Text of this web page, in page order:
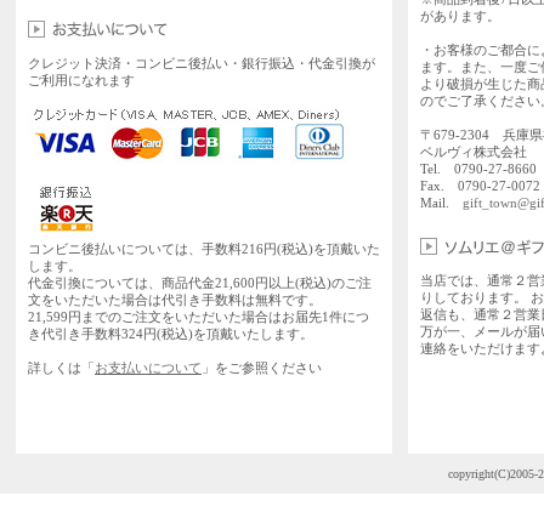
クレジット決済・コンビニ後払い・銀行振込・代金引換が
ご利用になれます
コンビニ後払いについては、手数料216円(税込)を頂戴いた
します。
代金引換については、商品代金21,600円以上(税込)のご注
文をいただいた場合は代引き手数料は無料です。
21,599円までのご注文をいただいた場合はお届先1件につ
き代引き手数料324円(税込)を頂戴いたします。
詳しくは「お支払いについて 」をご参照ください
があります。
・お客様のご都合
ます。また、一度
より破損が生じた
のでご了承ください
〒679-2304 兵庫県
ベルヴィ株式会社
Tel. 0790-27-
Fax. 0790-27-0072
Mail.
当店では、通常２
りしております。
返信も、通常２営
万が一、メールが
連絡をいただけま
copyright(C)2005-